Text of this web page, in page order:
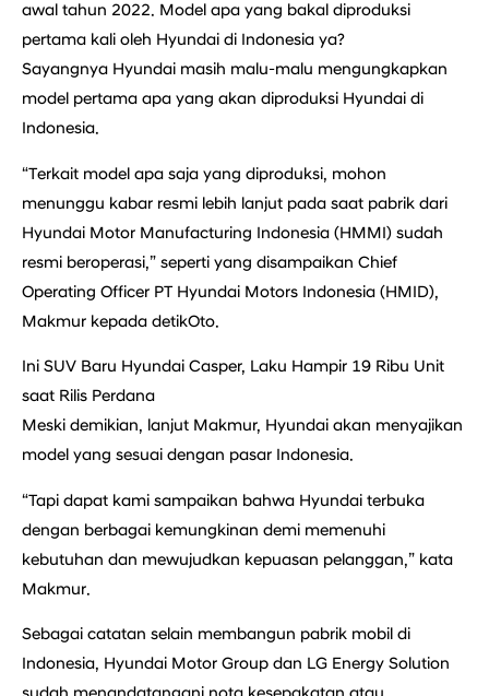
awal tahun 2022. Model apa yang bakal diproduksi
pertama kali oleh Hyundai di Indonesia ya?
Sayangnya Hyundai masih malu-malu mengungkapkan
model pertama apa yang akan diproduksi Hyundai di
Indonesia.
“Terkait model apa saja yang diproduksi, mohon
menunggu kabar resmi lebih lanjut pada saat pabrik dari
Hyundai Motor Manufacturing Indonesia (HMMI) sudah
resmi beroperasi,” seperti yang disampaikan Chief
Operating Officer PT Hyundai Motors Indonesia (HMID),
Makmur kepada detikOto.
Ini SUV Baru Hyundai Casper, Laku Hampir 19 Ribu Unit
saat Rilis Perdana
Meski demikian, lanjut Makmur, Hyundai akan menyajikan
model yang sesuai dengan pasar Indonesia.
“Tapi dapat kami sampaikan bahwa Hyundai terbuka
dengan berbagai kemungkinan demi memenuhi
kebutuhan dan mewujudkan kepuasan pelanggan,” kata
Makmur.
Sebagai catatan selain membangun pabrik mobil di
Indonesia, Hyundai Motor Group dan LG Energy Solution